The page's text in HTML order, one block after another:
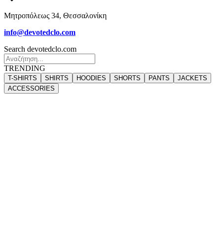
Μητροπόλεως 34, Θεσσαλονίκη
info@devotedclo.com
Search devotedclo.com
TRENDING
T-SHIRTS SHIRTS HOODIES SHORTS PANTS
JACKETS
ACCESSORIES